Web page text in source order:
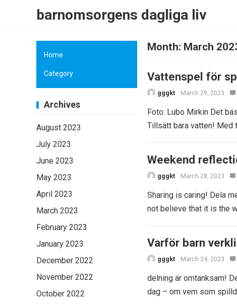
barnomsorgens dagliga liv
Month: March
Vattenspel för
gggkt March 29, 2023
Foto: Lubo Mirkin Det
Tillsätt bara vatten! Med
Weekend
gggkt March 28, 2023
Sharing is caring! Dela
not believe that it is the
Varför barn
gggkt March 24, 2023
delning är omtänksam!
dag – om vem som
Home
Category
Archives
August 2023
July 2023
June 2023
May 2023
April 2023
March 2023
February 2023
January 2023
December 2022
November 2022
October 2022